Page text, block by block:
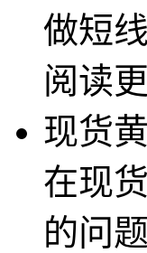
做短
阅读
现货
在现
的问